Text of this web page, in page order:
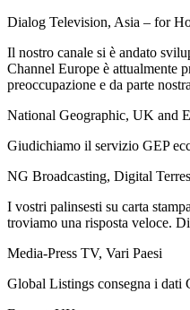
Dialog Television, Asia – for
Il nostro canale si è andato
Channel Europe è attualmente
preoccupazione e da parte
National Geographic, UK and
Giudichiamo il servizio GEP
NG Broadcasting, Digital
I vostri palinsesti su carta
troviamo una risposta veloce.
Media-Press TV, Vari Paesi
Global Listings consegna i dati